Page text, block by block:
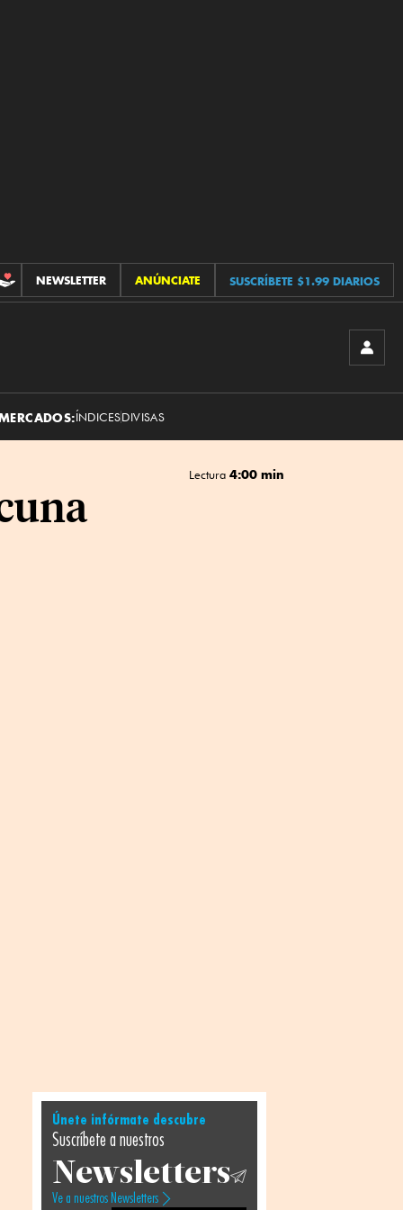
CONTRIBUCIONES
NEWSLETTER ANÚNCIATE SUSCRÍBETE $1.99 DIARIOS
ÍNDICESDIVISAS
Lectura 4:00 min
Únete infórmate descubre
Suscríbete a nuestros
Newsletters
Ve a nuestros Newsletters